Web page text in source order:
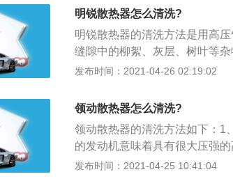
行大约15分钟。然后打开发热
得滞留的空气随着流动驱散。
多点的冷却剂。
上防冻液或干净的冷却水。
明锐散热器怎么清洗?
明锐散热器的清洗方法是用高
缝隙中的柳絮、灰层、树叶等
在散热器芯外通过。热的冷却
1、打开汽车的引擎盖，拆下位
热风扇和空调风扇位于风扇架
业的工具拧下这四个螺丝；4、
发布时间：2021-04-26 02:19:02
领动散热器怎么清洗?
领动散热器的清洗方法如下：1
的发动机意味着具有很大压强
散热器盖子的时候很有可能会
发布时间：2021-04-25 10:41:04